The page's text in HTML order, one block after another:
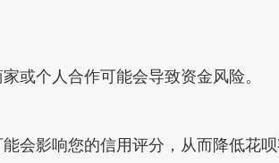
或个人合作可能会导致资金风险。
会影响您的信用评分，从而降低花呗